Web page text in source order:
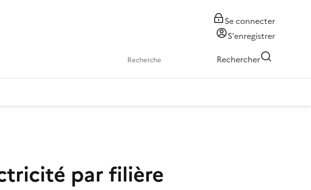
Se connecter
S'enregistrer
Rechercher
par filière